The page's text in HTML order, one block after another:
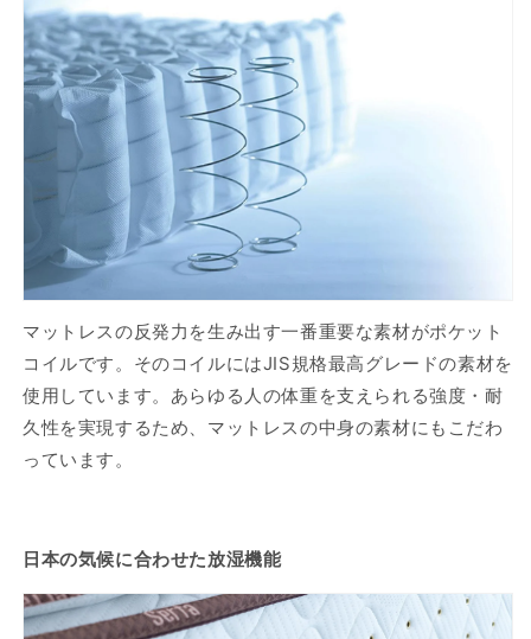
マットレスの反発力を生み出す一番重要な素材がポケット
コイルです。そのコイルにはJIS規格最高グレードの素材を
使用しています。あらゆる人の体重を支えられる強度・耐
久性を実現するため、マットレスの中身の素材にもこだわ
っています。
日本の気候に合わせた放湿機能